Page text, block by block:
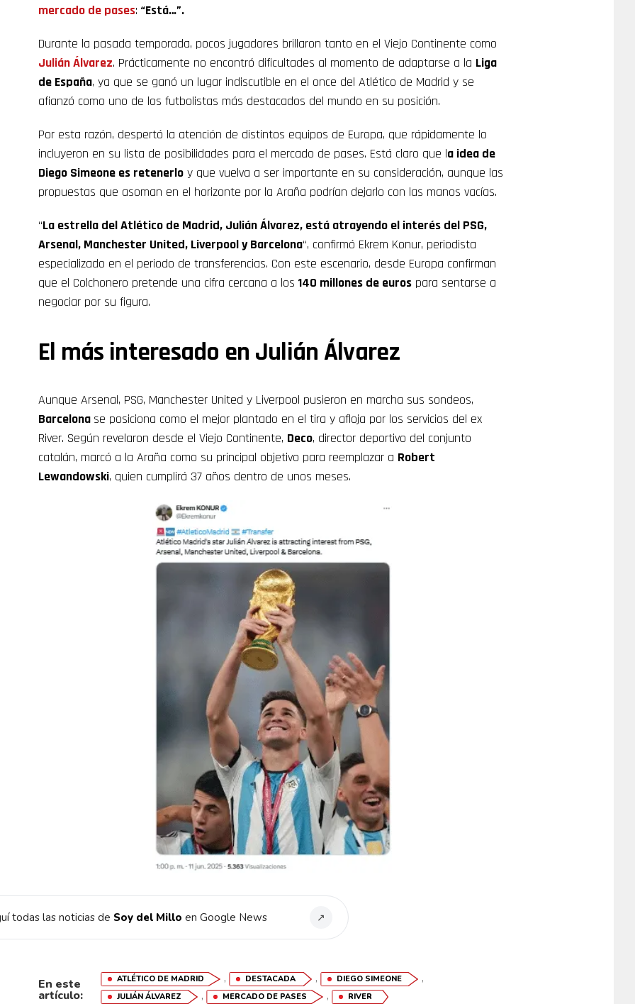
mercado de pases: “Está…”.
Durante la pasada temporada, pocos jugadores brillaron tanto en el Viejo Continente como
Julián Álvarez. Prácticamente no encontró dificultades al momento de adaptarse a la Liga
de España, ya que se ganó un lugar indiscutible en el once del Atlético de Madrid y se
afianzó como uno de los futbolistas más destacados del mundo en su posición.
Por esta razón, despertó la atención de distintos equipos de Europa, que rápidamente lo
incluyeron en su lista de posibilidades para el mercado de pases. Está claro que la idea de
Diego Simeone es retenerlo y que vuelva a ser importante en su consideración, aunque las
propuestas que asoman en el horizonte por la Araña podrían dejarlo con las manos vacías.
“La estrella del Atlético de Madrid, Julián Álvarez, está atrayendo el interés del PSG,
Arsenal, Manchester United, Liverpool y Barcelona“, confirmó Ekrem Konur, periodista
especializado en el periodo de transferencias. Con este escenario, desde Europa confirman
que el Colchonero pretende una cifra cercana a los 140 millones de euros para sentarse a
negociar por su figura.
El más interesado en Julián Álvarez
Aunque Arsenal, PSG, Manchester United y Liverpool pusieron en marcha sus sondeos,
Barcelona se posiciona como el mejor plantado en el tira y afloja por los servicios del ex
River. Según revelaron desde el Viejo Continente, Deco, director deportivo del conjunto
catalán, marcó a la Araña como su principal objetivo para reemplazar a Robert
Lewandowski, quien cumplirá 37 años dentro de unos meses.
todas las noticias de Soy del Millo en Google News ↗
En este
artículo:
ATLÉTICO DE MADRID , DESTACADA , DIEGO SIMEONE ,
JULIÁN ÁLVAREZ , MERCADO DE PASES , RIVER